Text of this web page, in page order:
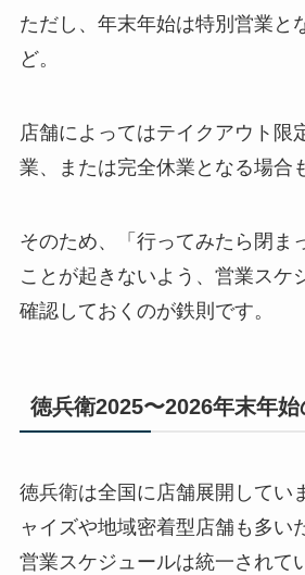
ただし、年末年始は特別営業と
ど。
店舗によってはテイクアウト限
業、または完全休業となる場合
そのため、「行ってみたら閉ま
ことが起きないよう、営業スケ
確認しておくのが鉄則です。
徳兵衛2025〜2026年末年
徳兵衛は全国に店舗展開してい
ャイズや地域密着型店舗も多い
営業スケジュールは統一されて